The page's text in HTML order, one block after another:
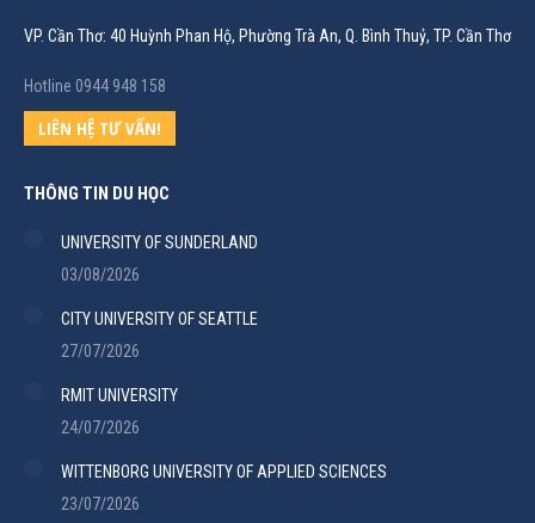
VP. Cần Thơ: 40 Huỳnh Phan Hộ, Phường Trà An, Q. Bình Thuỷ, TP. Cần Thơ
Hotline 0944 948 158
LIÊN HỆ TƯ VẤN!
THÔNG TIN DU HỌC
UNIVERSITY OF SUNDERLAND
03/08/2026
CITY UNIVERSITY OF SEATTLE
27/07/2026
RMIT UNIVERSITY
24/07/2026
WITTENBORG UNIVERSITY OF APPLIED SCIENCES
23/07/2026